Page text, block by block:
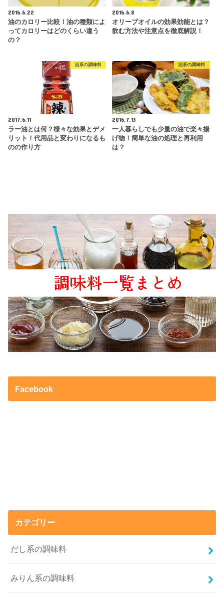
2016.6.22
油のカロリー比較！油の種類によ
ってカロリーはどのくらい違う
の？
2016.6.8
オリーブオイルの効果効能とは？
飲む方法や注意点を徹底解説！
油系の調味料
2017.6.11
ラー油とは何？様々な効果とデメ
リット！代用品と変わりになるも
のの作り方
油系の調味料
2016.7.13
一人暮らしでも少量の油で楽々揚
げ物！簡単な油の処理と再利用
は？
Facebook
カテゴリー
だし系の調味料
みりん系の調味料